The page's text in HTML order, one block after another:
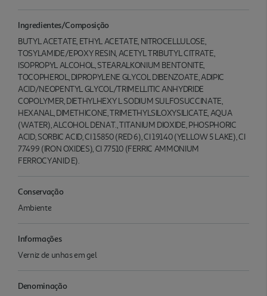
Ingredientes/Composição
BUTYL ACETATE, ETHYL ACETATE, NITROCELLULOSE,
TOSYLAMIDE/EPOXY RESIN, ACETYL TRIBUTYL CITRATE,
ISOPROPYL ALCOHOL, STEARALKONIUM BENTONITE,
TOCOPHEROL, DIPROPYLENE GLYCOL DIBENZOATE, ADIPIC
ACID/NEOPENTYL GLYCOL/TRIMELLITIC ANHYDRIDE
COPOLYMER, DIETHYLHEXY L SODIUM SULFOSUCCINATE,
HEXANAL, DIMETHICONE, TRIMETHYLSILOXYSILICATE, AQUA
(WATER), ALCOHOL DENAT., TITANIUM DIOXIDE, PHOSPHORIC
ACID, SORBIC ACID, CI 15850 (RED 6), CI 19140 (YELLOW 5 LAKE), CI
77499 (IRON OXIDES), CI 77510 (FERRIC AMMONIUM
FERROCYANID E).
Conservação
Ambiente
Informações
Verniz de unhas em gel
Denominação